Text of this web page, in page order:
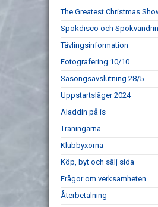
The Greatest Christmas
Spökdisco och
Tävlingsinformation
Fotografering 10/10
Säsongsavslutning 28/5
Uppstartsläger 2024
Aladdin på is
Träningarna
Klubbyxorna
Köp, byt och sälj sida
Frågor om verksamheten
Återbetalning